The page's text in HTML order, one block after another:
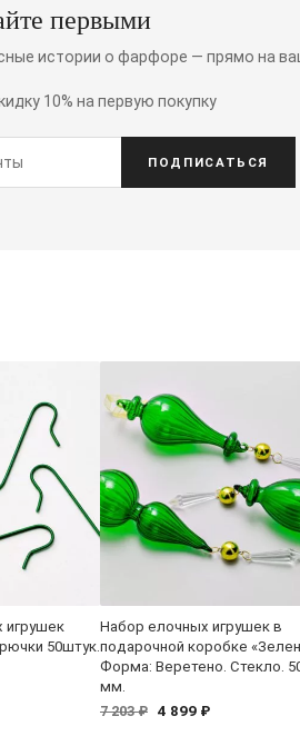
первыми
истории о фарфоре — прямо на
10% на первую покупку
ПОДПИСАТЬСЯ
игрушек
50штук.
Набор елочных игрушек в
подарочной коробке
Форма: Веретено. Стекло.
мм.
7 203 ₽ 4 899 ₽